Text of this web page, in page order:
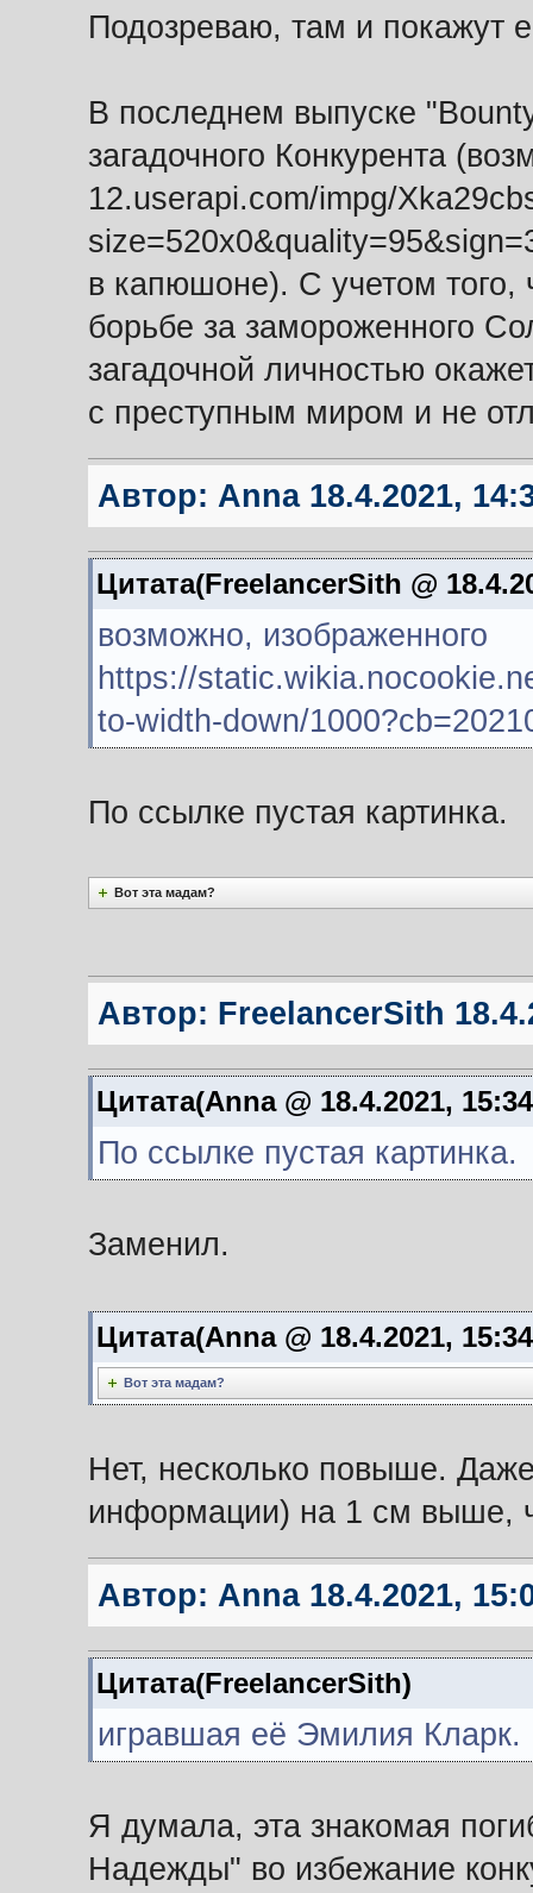
Подозреваю, там и покажут
В последнем выпуске
загадочного Конкурента
12.userapi.com/impg/
в капюшоне). С учетом того,
борьбе за замороженного
загадочной личностью
с преступным миром и не
Автор: Anna18.4.2021,
Цитата(FreelancerSith @
возможно, изображенного
https://
to-width-down/
По ссылке пустая картинка.
Вот эта мадам?
Автор: FreelancerSith
Цитата(Anna @ 18.4.2021,
По ссылке пустая картинка.
Заменил.
Цитата(Anna @ 18.4.2021,
Вот эта мадам?
Нет, несколько повыше.
информации) на 1 см выше,
Автор: Anna18.4.2021,
Цитата(FreelancerSith)
игравшая её Эмилия Кларк.
Я думала, эта знакомая
Надежды" во избежание